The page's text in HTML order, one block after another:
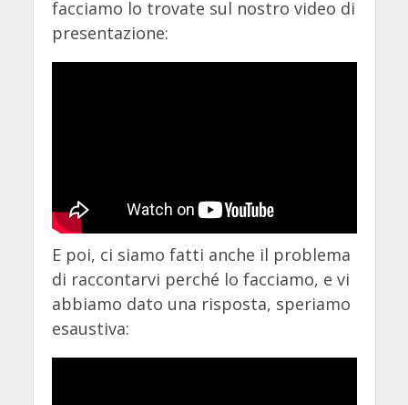
facciamo lo trovate sul nostro video di
presentazione:
E poi, ci siamo fatti anche il problema
di raccontarvi perché lo facciamo, e vi
abbiamo dato una risposta, speriamo
esaustiva: